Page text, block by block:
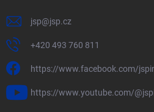
jsp@jsp.cz
+420 493 760 811
https://www.facebook.com/
https://www.youtube.com/